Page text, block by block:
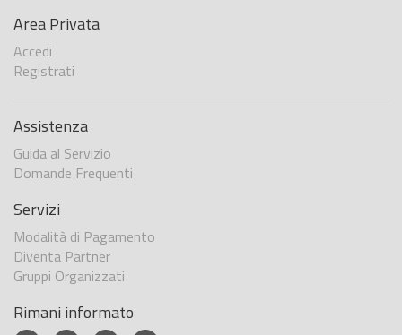
Area Privata
Accedi
Registrati
Assistenza
Guida al Servizio
Domande Frequenti
Servizi
Modalità di Pagamento
Diventa Partner
Gruppi Organizzati
Rimani informato